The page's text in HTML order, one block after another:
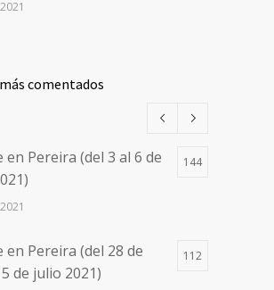
2021) mayores de 20
de Teléfono y Horarios
para pedir Citas
los 5 departamentos
de Boyacá,
del Occidente y Unión
comentados
en Pereira (del 3 al 6 de
144
en Pereira (del 28 de
de julio 2021)
112